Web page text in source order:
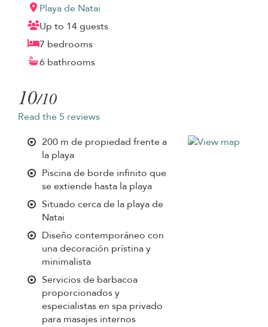
Playa de Natai
Up to 14 guests
7 bedrooms
6 bathrooms
10/10
Read the 5 reviews
200 m de propiedad frente a
la playa
Piscina de borde infinito que
se extiende hasta la playa
Situado cerca de la playa de
Natai
Diseño contemporáneo con
una decoración prístina y
minimalista
Servicios de barbacoa
proporcionados y
especialistas en spa privado
para masajes internos